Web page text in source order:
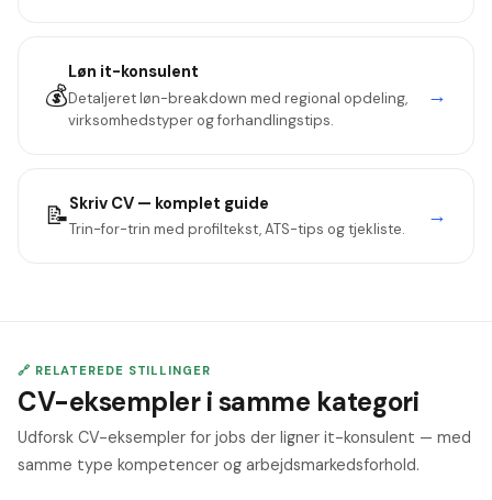
💰
Løn it-konsulent
Detaljeret løn-breakdown med regional opdeling,
virksomhedstyper og forhandlingstips.
→
📝Skriv CV — komplet guide
Trin-for-trin med profiltekst, ATS-tips og tjekliste.
→
🔗 RELATEREDE STILLINGER
CV-eksempler i samme kategori
Udforsk CV-eksempler for jobs der ligner it-konsulent — med
samme type kompetencer og arbejdsmarkedsforhold.